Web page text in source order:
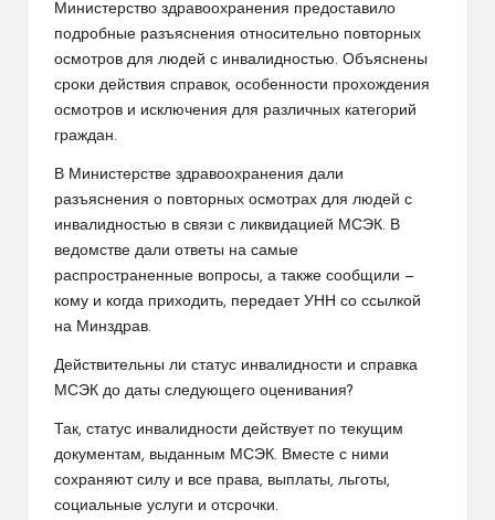
Министерство здравоохранения предоставило
подробные разъяснения относительно повторных
осмотров для людей с инвалидностью. Объяснены
сроки действия справок, особенности прохождения
осмотров и исключения для различных категорий
граждан.
В Министерстве здравоохранения дали
разъяснения о повторных осмотрах для людей с
инвалидностью в связи с ликвидацией МСЭК. В
ведомстве дали ответы на самые
распространенные вопросы, а также сообщили —
кому и когда приходить, передает УНН со ссылкой
на Минздрав.
Действительны ли статус инвалидности и справка
МСЭК до даты следующего оценивания?
Так, статус инвалидности действует по текущим
документам, выданным МСЭК. Вместе с ними
сохраняют силу и все права, выплаты, льготы,
социальные услуги и отсрочки.